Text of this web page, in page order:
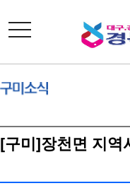
toggle
navigation
[구미]장천면 지역